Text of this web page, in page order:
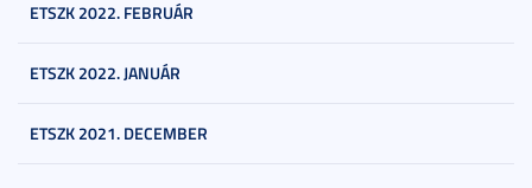
ETSZK 2022. FEBRUÁR
ETSZK 2022. JANUÁR
ETSZK 2021. DECEMBER